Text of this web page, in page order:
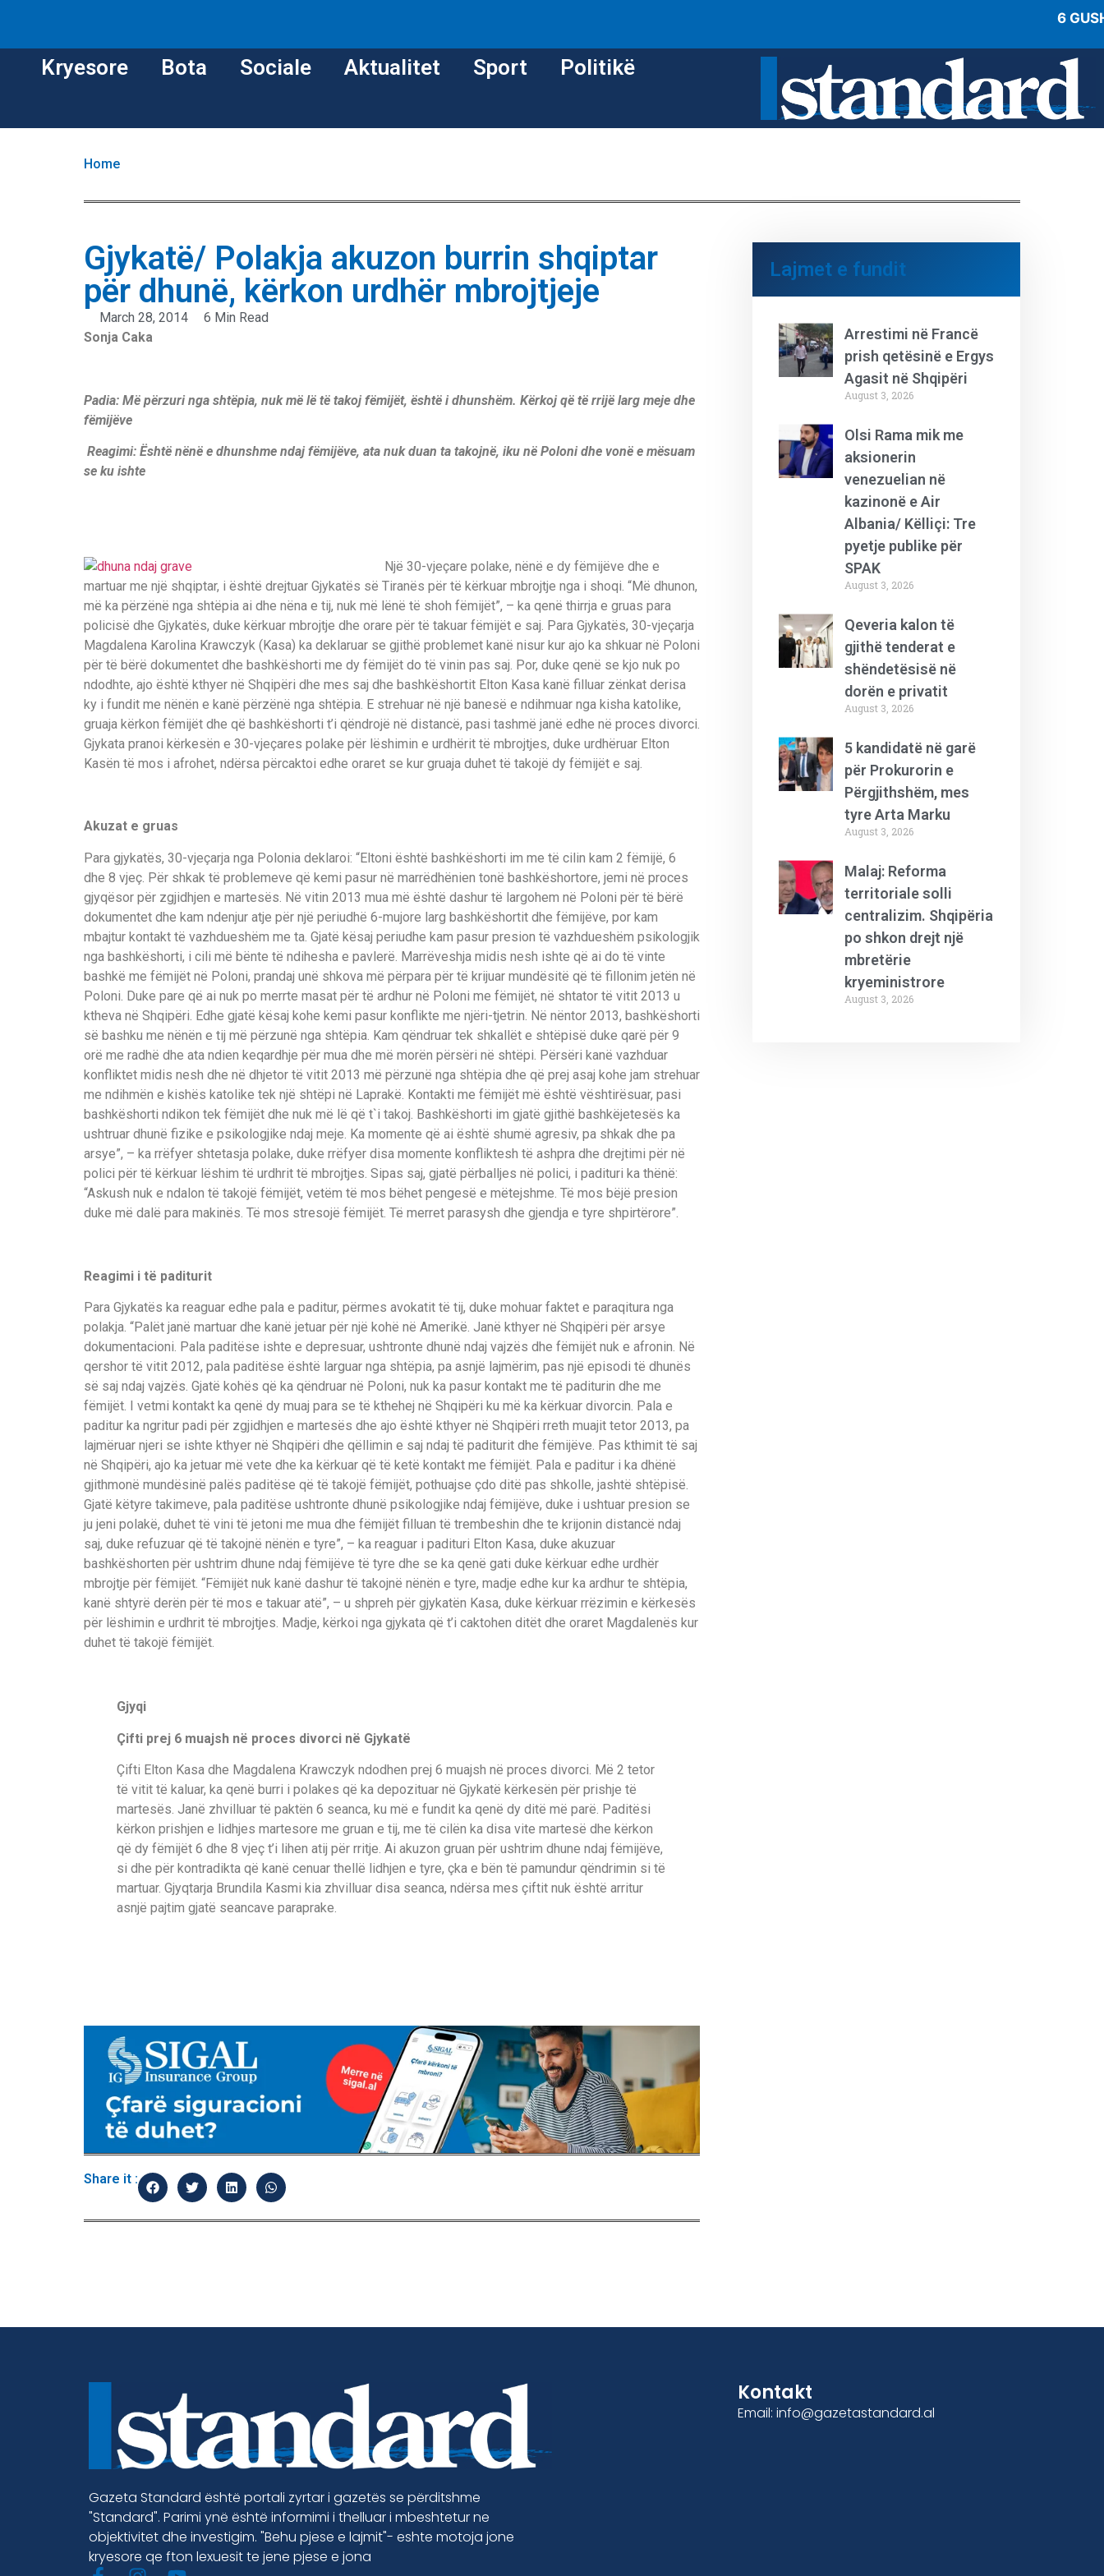
6
Kryesore Bota Sociale Aktualitet Sport Politikë
Home
Gjykatë/ Polakja akuzon burrin shqiptar
për dhunë, kërkon urdhër mbrojtjeje
March 28, 2014
6 Min Read
Sonja Caka
Padia: Më përzuri nga shtëpia, nuk më lë të takoj fëmijët, është i dhunshëm. Kërkoj që të rrijë larg meje dhe
fëmijëve
Reagimi: Është nënë e dhunshme ndaj fëmijëve, ata nuk duan ta takojnë, iku në Poloni dhe vonë e mësuam
se ku ishte
Një 30-vjeçare polake, nënë e dy fëmijëve dhe e
martuar me një shqiptar, i është drejtuar Gjykatës së Tiranës për të kërkuar mbrojtje nga i shoqi. “Më dhunon,
më ka përzënë nga shtëpia ai dhe nëna e tij, nuk më lënë të shoh fëmijët”, – ka qenë thirrja e gruas para
policisë dhe Gjykatës, duke kërkuar mbrojtje dhe orare për të takuar fëmijët e saj. Para Gjykatës, 30-vjeçarja
Magdalena Karolina Krawczyk (Kasa) ka deklaruar se gjithë problemet kanë nisur kur ajo ka shkuar në Poloni
për të bërë dokumentet dhe bashkëshorti me dy fëmijët do të vinin pas saj. Por, duke qenë se kjo nuk po
ndodhte, ajo është kthyer në Shqipëri dhe mes saj dhe bashkëshortit Elton Kasa kanë filluar zënkat derisa
ky i fundit me nënën e kanë përzënë nga shtëpia. E strehuar në një banesë e ndihmuar nga kisha katolike,
gruaja kërkon fëmijët dhe që bashkëshorti t’i qëndrojë në distancë, pasi tashmë janë edhe në proces divorci.
Gjykata pranoi kërkesën e 30-vjeçares polake për lëshimin e urdhërit të mbrojtjes, duke urdhëruar Elton
Kasën të mos i afrohet, ndërsa përcaktoi edhe oraret se kur gruaja duhet të takojë dy fëmijët e saj.
Akuzat e gruas
Para gjykatës, 30-vjeçarja nga Polonia deklaroi: “Eltoni është bashkëshorti im me të cilin kam 2 fëmijë, 6
dhe 8 vjeç. Për shkak të problemeve që kemi pasur në marrëdhënien tonë bashkëshortore, jemi në proces
gjyqësor për zgjidhjen e martesës. Në vitin 2013 mua më është dashur të largohem në Poloni për të bërë
dokumentet dhe kam ndenjur atje për një periudhë 6-mujore larg bashkëshortit dhe fëmijëve, por kam
mbajtur kontakt të vazhdueshëm me ta. Gjatë kësaj periudhe kam pasur presion të vazhdueshëm psikologjik
nga bashkëshorti, i cili më bënte të ndihesha e pavlerë. Marrëveshja midis nesh ishte që ai do të vinte
bashkë me fëmijët në Poloni, prandaj unë shkova më përpara për të krijuar mundësitë që të fillonim jetën në
Poloni. Duke pare që ai nuk po merrte masat për të ardhur në Poloni me fëmijët, në shtator të vitit 2013 u
ktheva në Shqipëri. Edhe gjatë kësaj kohe kemi pasur konflikte me njëri-tjetrin. Në nëntor 2013, bashkëshorti
së bashku me nënën e tij më përzunë nga shtëpia. Kam qëndruar tek shkallët e shtëpisë duke qarë për 9
orë me radhë dhe ata ndien keqardhje për mua dhe më morën përsëri në shtëpi. Përsëri kanë vazhduar
konfliktet midis nesh dhe në dhjetor të vitit 2013 më përzunë nga shtëpia dhe që prej asaj kohe jam strehuar
me ndihmën e kishës katolike tek një shtëpi në Laprakë. Kontakti me fëmijët më është vështirësuar, pasi
bashkëshorti ndikon tek fëmijët dhe nuk më lë që t`i takoj. Bashkëshorti im gjatë gjithë bashkëjetesës ka
ushtruar dhunë fizike e psikologjike ndaj meje. Ka momente që ai është shumë agresiv, pa shkak dhe pa
arsye”, – ka rrëfyer shtetasja polake, duke rrëfyer disa momente konfliktesh të ashpra dhe drejtimi për në
polici për të kërkuar lëshim të urdhrit të mbrojtjes. Sipas saj, gjatë përballjes në polici, i padituri ka thënë:
“Askush nuk e ndalon të takojë fëmijët, vetëm të mos bëhet pengesë e mëtejshme. Të mos bëjë presion
duke më dalë para makinës. Të mos stresojë fëmijët. Të merret parasysh dhe gjendja e tyre shpirtërore”.
Reagimi i të paditurit
Para Gjykatës ka reaguar edhe pala e paditur, përmes avokatit të tij, duke mohuar faktet e paraqitura nga
polakja. “Palët janë martuar dhe kanë jetuar për një kohë në Amerikë. Janë kthyer në Shqipëri për arsye
dokumentacioni. Pala paditëse ishte e depresuar, ushtronte dhunë ndaj vajzës dhe fëmijët nuk e afronin. Në
qershor të vitit 2012, pala paditëse është larguar nga shtëpia, pa asnjë lajmërim, pas një episodi të dhunës
së saj ndaj vajzës. Gjatë kohës që ka qëndruar në Poloni, nuk ka pasur kontakt me të paditurin dhe me
fëmijët. I vetmi kontakt ka qenë dy muaj para se të kthehej në Shqipëri ku më ka kërkuar divorcin. Pala e
paditur ka ngritur padi për zgjidhjen e martesës dhe ajo është kthyer në Shqipëri rreth muajit tetor 2013, pa
lajmëruar njeri se ishte kthyer në Shqipëri dhe qëllimin e saj ndaj të paditurit dhe fëmijëve. Pas kthimit të saj
në Shqipëri, ajo ka jetuar më vete dhe ka kërkuar që të ketë kontakt me fëmijët. Pala e paditur i ka dhënë
gjithmonë mundësinë palës paditëse që të takojë fëmijët, pothuajse çdo ditë pas shkolle, jashtë shtëpisë.
Gjatë këtyre takimeve, pala paditëse ushtronte dhunë psikologjike ndaj fëmijëve, duke i ushtuar presion se
ju jeni polakë, duhet të vini të jetoni me mua dhe fëmijët filluan të trembeshin dhe te krijonin distancë ndaj
saj, duke refuzuar që të takojnë nënën e tyre”, – ka reaguar i padituri Elton Kasa, duke akuzuar
bashkëshorten për ushtrim dhune ndaj fëmijëve të tyre dhe se ka qenë gati duke kërkuar edhe urdhër
mbrojtje për fëmijët. “Fëmijët nuk kanë dashur të takojnë nënën e tyre, madje edhe kur ka ardhur te shtëpia,
kanë shtyrë derën për të mos e takuar atë”, – u shpreh për gjykatën Kasa, duke kërkuar rrëzimin e kërkesës
për lëshimin e urdhrit të mbrojtjes. Madje, kërkoi nga gjykata që t’i caktohen ditët dhe oraret Magdalenës kur
duhet të takojë fëmijët.
Gjyqi
Çifti prej 6 muajsh në proces divorci në Gjykatë
Çifti Elton Kasa dhe Magdalena Krawczyk ndodhen prej 6 muajsh në proces divorci. Më 2 tetor
të vitit të kaluar, ka qenë burri i polakes që ka depozituar në Gjykatë kërkesën për prishje të
martesës. Janë zhvilluar të paktën 6 seanca, ku më e fundit ka qenë dy ditë më parë. Paditësi
kërkon prishjen e lidhjes martesore me gruan e tij, me të cilën ka disa vite martesë dhe kërkon
që dy fëmijët 6 dhe 8 vjeç t’i lihen atij për rritje. Ai akuzon gruan për ushtrim dhune ndaj fëmijëve,
si dhe për kontradikta që kanë cenuar thellë lidhjen e tyre, çka e bën të pamundur qëndrimin si të
martuar. Gjyqtarja Brundila Kasmi kia zhvilluar disa seanca, ndërsa mes çiftit nuk është arritur
asnjë pajtim gjatë seancave paraprake.
Share it :
Lajmet e fundit
Arrestimi në Francë
prish qetësinë e Ergys
Agasit në Shqipëri
August 3, 2026
Olsi Rama mik me
aksionerin
venezuelian në
kazinonë e Air
Albania/ Këlliçi: Tre
pyetje publike për
SPAK
August 3, 2026
Qeveria kalon të
gjithë tenderat e
shëndetësisë në
dorën e privatit
August 3, 2026
5 kandidatë në garë
për Prokurorin e
Përgjithshëm, mes
tyre Arta Marku
August 3, 2026
Malaj: Reforma
territoriale solli
centralizim. Shqipëria
po shkon drejt një
mbretërie
kryeministrore
August 3, 2026
Gazeta Standard është portali zyrtar i gazetës se përditshme
"Standard". Parimi ynë është informimi i thelluar i mbeshtetur ne
objektivitet dhe investigim. "Behu pjese e lajmit"- eshte motoja jone
kryesore qe fton lexuesit te jene pjese e jona
Kontakt
Email: info@gazetastandard.al